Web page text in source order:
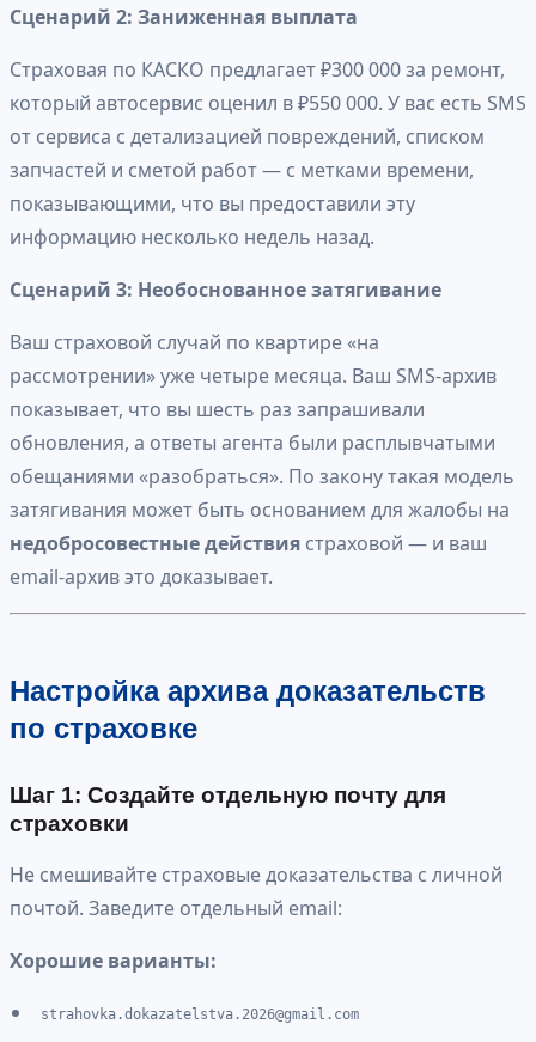
Сценарий 2: Заниженная выплата
Страховая по КАСКО предлагает ₽300 000 за ремонт,
который автосервис оценил в ₽550 000. У вас есть SMS
от сервиса с детализацией повреждений, списком
запчастей и сметой работ — с метками времени,
показывающими, что вы предоставили эту
информацию несколько недель назад.
Сценарий 3: Необоснованное затягивание
Ваш страховой случай по квартире «на
рассмотрении» уже четыре месяца. Ваш SMS-архив
показывает, что вы шесть раз запрашивали
обновления, а ответы агента были расплывчатыми
обещаниями «разобраться». По закону такая модель
затягивания может быть основанием для жалобы на
недобросовестные действия страховой — и ваш
email-архив это доказывает.
Настройка архива доказательств
по страховке
Шаг 1: Создайте отдельную почту для
страховки
Не смешивайте страховые доказательства с личной
почтой. Заведите отдельный email:
Хорошие варианты:
strahovka.dokazatelstva.2026@gmail.com